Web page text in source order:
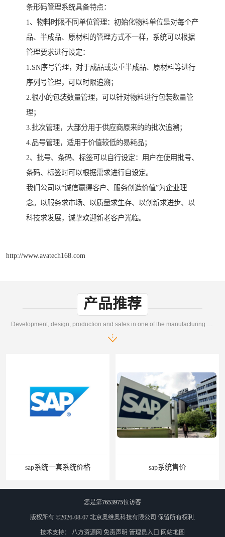
条形码管理系统具备特点：
1、物料时限不同单位管理：初始化物料单位是对每个产
品、半成品、原材料的管理方式不一样，系统可以根据
管理要求进行设定：
1.SN序号管理，对于成品或贵重半成品、原材料等进行
序列号管理，可以时限追溯；
2.很小的包装数量管理，可以针对物料进行包装数量管
理；
3.批次管理，大部分用于供应商原来的的批次追溯；
4.品号管理，适用于价值较低的易耗品；
2、批号、条码、标签可以自行设定：用户在使用批号、
条码、标签时可以根据需求进行自设定。
我们公司以“诚信赢得客户、服务创造价值”为企业理
念。以服务求市场、以质量求生存、以创新求进步、以
科技求发展，诚挚欢迎新老客户光临。
http://www.avatech168.com
产品推荐
Development, design, production and sales in one of the manufacturing enterprises
sap系统一套系统价格 sap系统售价
您是第7653975位访客
版权所有 ©2026-08-07 北京奥维奥科技有限公司 保留所有权利.
技术支持： 八方资源网 免责声明 管理员入口 网站地图